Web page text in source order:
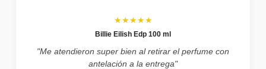
★★★★★
Billie Eilish Edp 100 ml
"Me atendieron super bien al retirar el perfume con
antelación a la entrega"